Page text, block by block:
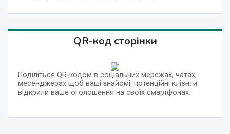
QR-код сторінки
Поділіться QR-кодом в соціальних мережах, чатах,
месенджерах щоб ваші знайомі, потенційні клієнти
відкрили ваше оголошення на своїх смартфонах.